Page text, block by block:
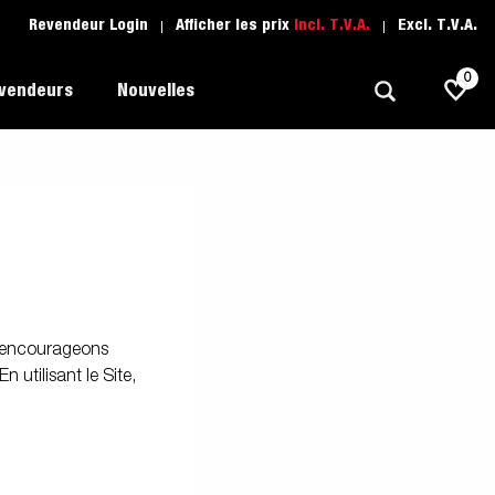
Revendeur Login Afficher les prix Incl. T.V.A. Excl. T.V.A.
Remorques Pour Professionnels
Nouvelles
0
utilisant le Site,